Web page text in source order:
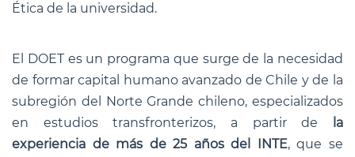
Ética de la universidad.
El DOET es un programa que surge de la necesidad
de formar capital humano avanzado de Chile y de la
subregión del Norte Grande chileno, especializados
en estudios transfronterizos, a partir de
la
experiencia de más de 25 años del INTE, que se